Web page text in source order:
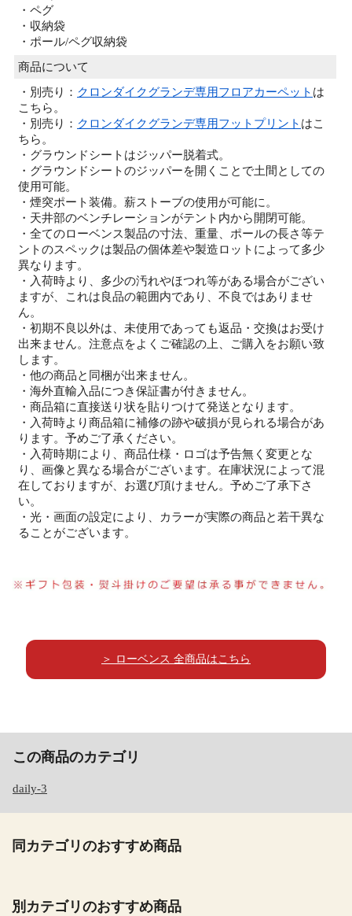
・ペグ
・収納袋
・ポール/ペグ収納袋
商品について
・別売り： クロンダイクグランデ専用フロアカーペット は
こちら。
・別売り： クロンダイクグランデ専用フットプリント はこ
ちら。
・グラウンドシートはジッパー脱着式。
・グラウンドシートのジッパーを開くことで土間としての
使用可能。
・煙突ポート装備。薪ストーブの使用が可能に。
・天井部のベンチレーションがテント内から開閉可能。
・全てのローベンス製品の寸法、重量、ポールの長さ等テ
ントのスペックは製品の個体差や製造ロットによって多少
異なります。
・入荷時より、多少の汚れやほつれ等がある場合がござい
ますが、これは良品の範囲内であり、不良ではありませ
ん。
・初期不良以外は、未使用であっても返品・交換はお受け
出来ません。注意点をよくご確認の上、ご購入をお願い致
します。
・他の商品と同梱が出来ません。
・海外直輸入品につき保証書が付きません。
・商品箱に直接送り状を貼りつけて発送となります。
・入荷時より商品箱に補修の跡や破損が見られる場合があ
ります。予めご了承ください。
・入荷時期により、商品仕様・ロゴは予告無く変更とな
り、画像と異なる場合がございます。在庫状況によって混
在しておりますが、お選び頂けません。予めご了承下さ
い。
・光・画面の設定により、カラーが実際の商品と若干異な
ることがございます。
＞ ローベンス 全商品はこちら
この商品のカテゴリ
daily-3
同カテゴリのおすすめ商品
別カテゴリのおすすめ商品